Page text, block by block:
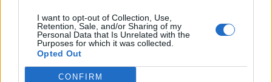
I want to opt-out of Collection, Use,
Retention, Sale, and/or Sharing of my
Personal Data that Is Unrelated with the
Purposes for which it was collected.
Opted Out
CONFIRM